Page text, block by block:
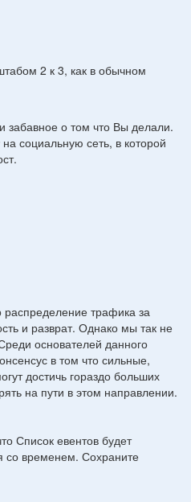
2 к 3, как в обычном
забавное о том что Вы делали.
социальную сеть, в которой
распределение трафика за
и разврат. Однако мы так не
основателей данного
в том что сильные,
достичь гораздо больших
на пути в этом направлении.
Список евентов будет
со временем. Сохраните